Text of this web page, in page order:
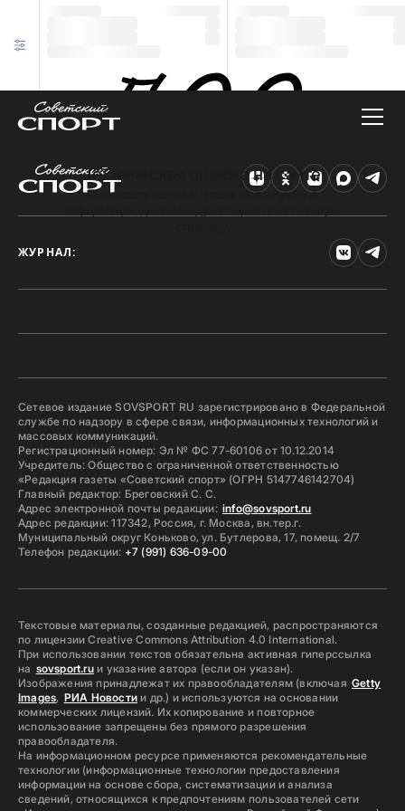
Техническая ошибка на сайте
Произошла ошибка. Чтобы найти нужную
ЖУРНАЛ:
Сетевое издание SOVSPORT RU зарегистрировано в Федеральной
службе по надзору в сфере связи, информационных технологий и
массовых коммуникаций.
Регистрационный номер: Эл № ФС 77-60106 от 10.12.2014
Учредитель: Общество с ограниченной ответственностью
«Редакция газеты «Советский спорт» (ОГРН 5147746142704)
Главный редактор: Бреговский С. С.
Адрес электронной почты редакции: info@sovsport.ru
Адрес редакции: 117342, Россия, г. Москва, вн.тер.г.
Муниципальный округ Коньково, ул. Бутлерова, 17, помещ. 2/7
Телефон редакции: +7 (991) 636-09-00
Текстовые материалы, созданные редакцией, распространяются
по лицензии Creative Commons Attribution 4.0 International.
При использовании текстов обязательна активная гиперссылка
на sovsport.ruи указание автора (если он указан).
Изображения принадлежат их правообладателям (включая Getty
Images, РИА Новостии др.) и используются на основании
коммерческих лицензий. Их копирование и повторное
использование запрещены без прямого разрешения
правообладателя.
На информационном ресурсе применяются рекомендательные
технологии (информационные технологии предоставления
информации на основе сбора, систематизации и анализа
сведений, относящихся к предпочтениям пользователей сети